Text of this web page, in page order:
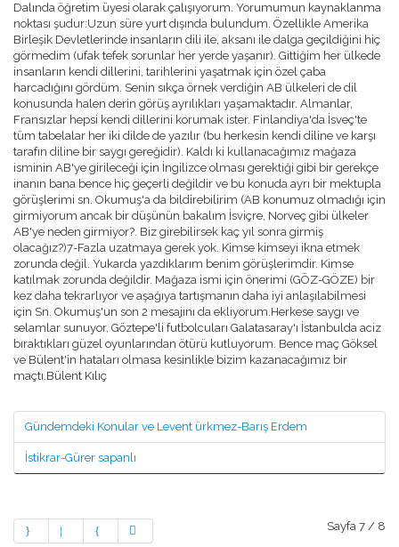
Dalında öğretim üyesi olarak çalışıyorum. Yorumumun kaynaklanma
noktası şudur:Uzun süre yurt dışında bulundum. Özellikle Amerika
Birleşik Devletlerinde insanların dili ile, aksanı ile dalga geçildiğini hiç
görmedim (ufak tefek sorunlar her yerde yaşanır). Gittiğim her ülkede
insanların kendi dillerini, tarihlerini yaşatmak için özel çaba
harcadığını gördüm. Senin sıkça örnek verdiğin AB ülkeleri de dil
konusunda halen derin görüş ayrılıkları yaşamaktadır. Almanlar,
Fransızlar hepsi kendi dillerini korumak ister. Finlandiya'da İsveç'te
tüm tabelalar her iki dilde de yazılır (bu herkesin kendi diline ve karşı
tarafın diline bir saygı gereğidir). Kaldı ki kullanacağımız mağaza
isminin AB'ye girileceği için İngilizce olması gerektiği gibi bir gerekçe
inanın bana bence hiç geçerli değildir ve bu konuda ayrı bir mektupla
görüşlerimi sn. Okumuş'a da bildirebilirim (AB konumuz olmadığı için
girmiyorum ancak bir düşünün bakalım İsviçre, Norveç gibi ülkeler
AB'ye neden girmiyor?. Biz girebilirsek kaç yıl sonra girmiş
olacağız?)7-Fazla uzatmaya gerek yok. Kimse kimseyi ikna etmek
zorunda değil. Yukarda yazdıklarım benim görüşlerimdir. Kimse
katılmak zorunda değildir. Mağaza ismi için önerimi (GÖZ-GÖZE) bir
kez daha tekrarlıyor ve aşağıya tartışmanın daha iyi anlaşılabilmesi
için Sn. Okumuş'un son 2 mesajını da ekliyorum.Herkese saygı ve
selamlar sunuyor, Göztepe'li futbolcuları Galatasaray'ı İstanbulda aciz
bıraktıkları güzel oyunlarından ötürü kutluyorum. Bence maç Göksel
ve Bülent'in hataları olmasa kesinlikle bizim kazanacağımız bir
maçtı.Bülent Kılıç
Gündemdeki Konular ve Levent ürkmez-Barış Erdem
İstikrar-Gürer sapanlı
Sayfa 7 / 8